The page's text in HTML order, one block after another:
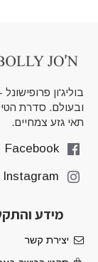
בוליג'ון
ובעולם. סדרת
תאי גזע צמחיים.
Facebook
Instagram
מידע
יצירת קשר